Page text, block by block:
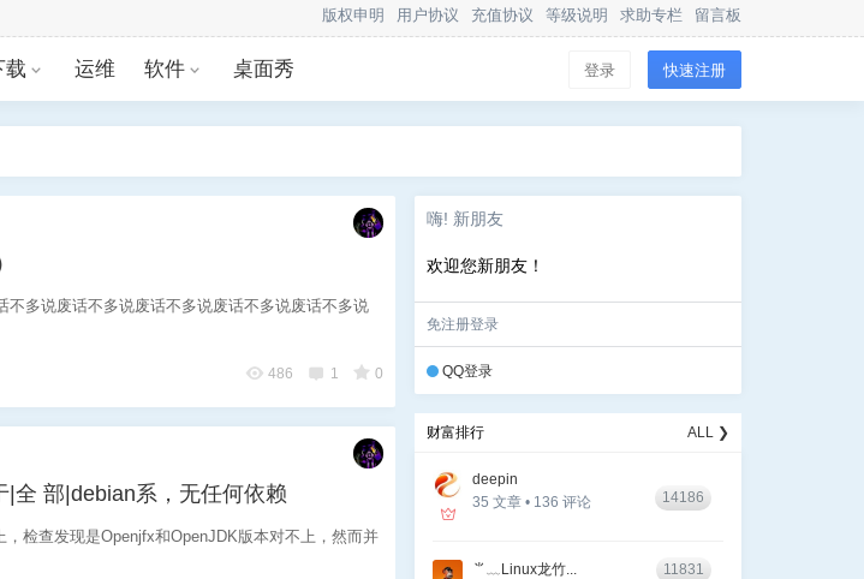
版权申明 用户协议 充值协议 等级说明 求助专栏 留言板
载 运维 软件 桌面秀 登录 快速注册
多说废话不多说废话不多说废话不多说废话不多说
486 1 0
全 部|debian系，无任何依赖
检查发现是Openjfx和OpenJDK版本对不上，然而并
嗨! 新朋友
欢迎您新朋友！
免注册登录
QQ登录
财富排行 ALL ❯
deepin
35 文章 • 136 评论
14186
⺌﹏Linux龙竹...
11831